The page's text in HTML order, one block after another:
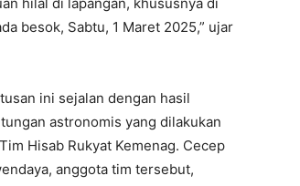
besok, Sabtu, 1 Maret 2025,” ujar
ini sejalan dengan hasil
astronomis yang dilakukan
Hisab Rukyat Kemenag. Cecep
anggota tim tersebut,